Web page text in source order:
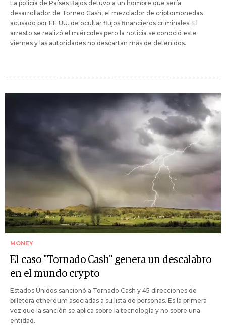
La policía de Países Bajos detuvo a un hombre que sería
desarrollador de Torneo Cash, el mezclador de criptomonedas
acusado por EE.UU. de ocultar flujos financieros criminales. El
arresto se realizó el miércoles pero la noticia se conoció este
viernes y las autoridades no descartan más de detenidos.
MONEY
El caso "Tornado Cash" genera un descalabro
en el mundo crypto
Estados Unidos sancionó a Tornado Cash y 45 direcciones de
billetera ethereum asociadas a su lista de personas. Es la primera
vez que la sanción se aplica sobre la tecnología y no sobre una
entidad.